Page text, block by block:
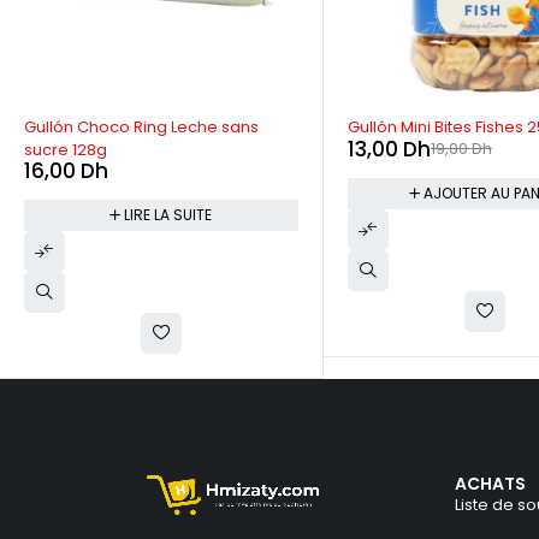
RUPTURE DE STOCK
Gullón Choco Ring Leche sans
sucre 128g
16,00 Dh
LIRE LA SUITE
-32%
Gullón Mini Bites Fishes
19,00Dh
13,00 Dh
AJOUTER AU
ACHATS
Liste de